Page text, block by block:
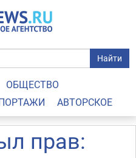
Найти
ОБЩЕСТВО
АВТОРСКОЕ
прав: